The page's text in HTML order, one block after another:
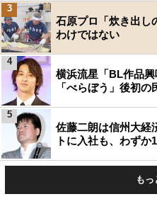
石原プロ「炊き出し
わけではない
3
横浜流星「BL作品
「べらぼう」後初
4
佐藤二朗は信州大経
トに入社も、わず
5
もっ